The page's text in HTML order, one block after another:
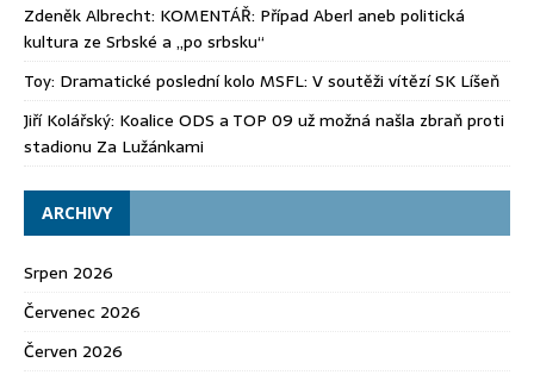
Zdeněk Albrecht: KOMENTÁŘ: Případ Aberl aneb politická
kultura ze Srbské a „po srbsku“
Toy: Dramatické poslední kolo MSFL: V soutěži vítězí SK Líšeň
Jiří Kolářský: Koalice ODS a TOP 09 už možná našla zbraň proti
stadionu Za Lužánkami
ARCHIVY
Srpen 2026
Červenec 2026
Červen 2026